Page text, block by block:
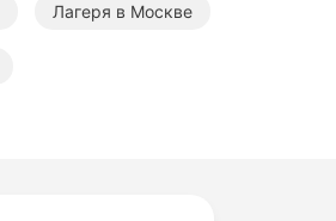
Лагеря в Москве